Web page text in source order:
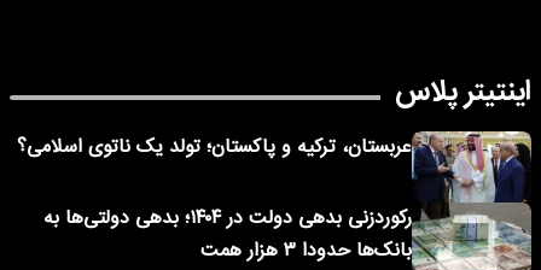
اینتیتر پلاس
عربستان، ترکیه و پاکستان؛ تولد یک ناتوی اسلامی؟
رکوردزنی بدهی دولت در ۱۴۰۴؛ بدهی دولتی‌ها به
بانک‌ها حدودا ۳ هزار همت